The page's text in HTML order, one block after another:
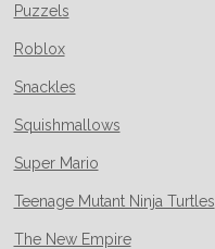
Puzzels
Roblox
Snackles
Squishmallows
Super Mario
Teenage Mutant Ninja Turtles
The New Empire